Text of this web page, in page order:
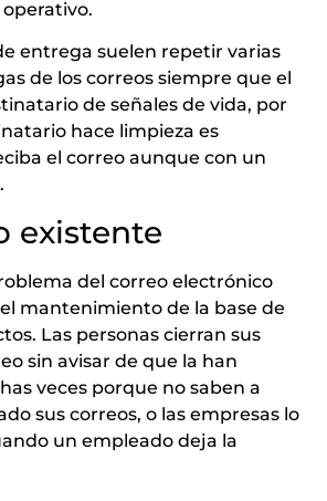
entrega suelen repetir varias
de los correos siempre que el
de señales de vida, por
hace limpieza es
el correo aunque con un
existente
del correo electrónico
mantenimiento de la base de
Las personas cierran sus
sin avisar de que la han
veces porque no saben a
sus correos, o las empresas lo
un empleado deja la